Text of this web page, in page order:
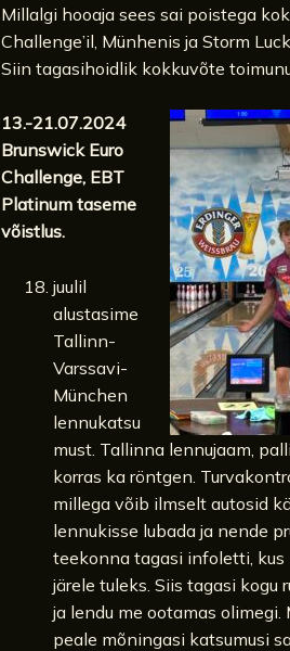
Millalgi hooaja sees sai poistega
Challenge’il, Münhenis ja Storm
Siin tagasihoidlik kokkuvõte
13.-21.07.2024
Brunswick Euro
Challenge, EBT
Platinum taseme
võistlus.
juulil
alustasime
Tallinn-
Varssavi-
München
lennukatsu
must. Tallinna lennujaam,
korras ka röntgen.
millega võib ilmselt autosid
lennukisse lubada ja nende
teekonna tagasi infoletti, kus
järele tuleks. Siis tagasi
ja lendu me ootamas
peale mõningasi katsumusi